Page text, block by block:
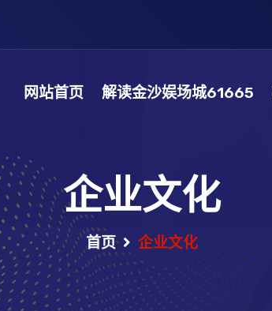
网站首页 解读金沙娱场城61665
企业文化
首页 企业文化